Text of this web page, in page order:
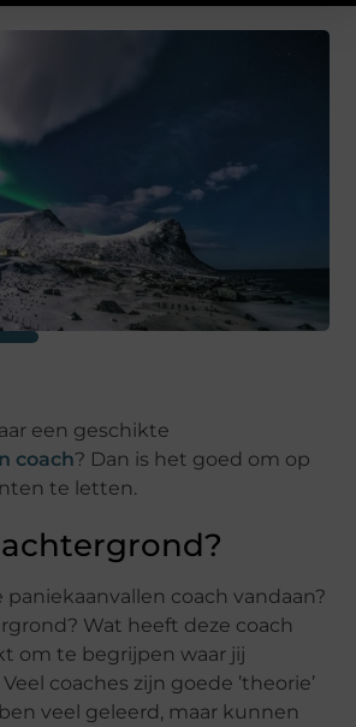
een geschikte
coach? Dan is het goed om op
te letten.
paniekaanvallen coach vandaan?
Wat heeft deze coach
om te begrijpen waar jij
coaches zijn goede ’theorie’
veel geleerd, maar kunnen